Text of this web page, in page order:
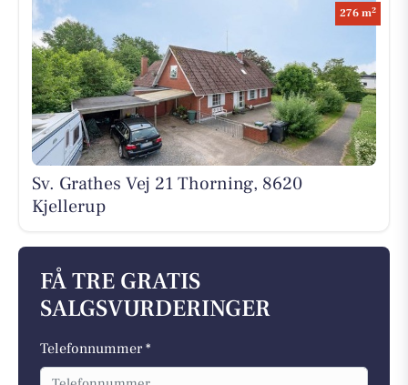
276 m2
Sv. Grathes Vej 21 Thorning, 8620
Kjellerup
FÅ TRE GRATIS
SALGSVURDERINGER
Telefonnummer *